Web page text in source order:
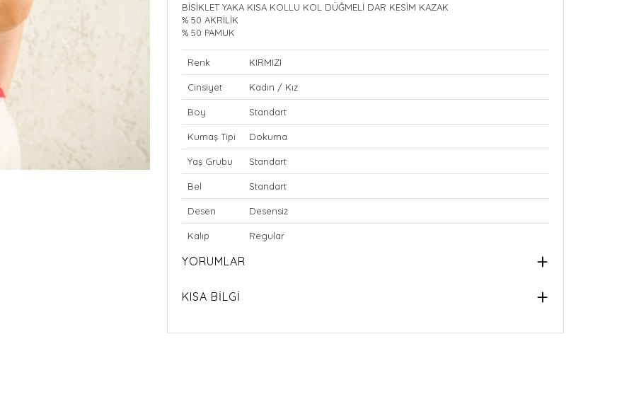
BİSİKLET YAKA KISA KOLLU KOL DÜĞMELİ DAR KESİM KAZAK
% 50 AKRİLİK
% 50 PAMUK
Renk KIRMIZI
Cinsiyet Kadın / Kız
Boy Standart
Kumaş Tipi Dokuma
Yaş Grubu Standart
Bel Standart
Desen Desensiz
Kalıp Regular
YORUMLAR
KISA BİLGİ